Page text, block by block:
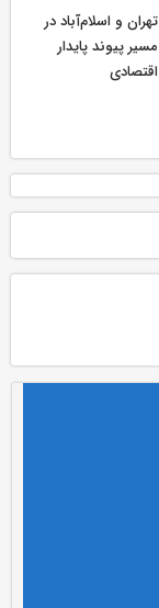
تهران و اسلام‌آباد در
مسیر پیوند پایدار
اقتصادی